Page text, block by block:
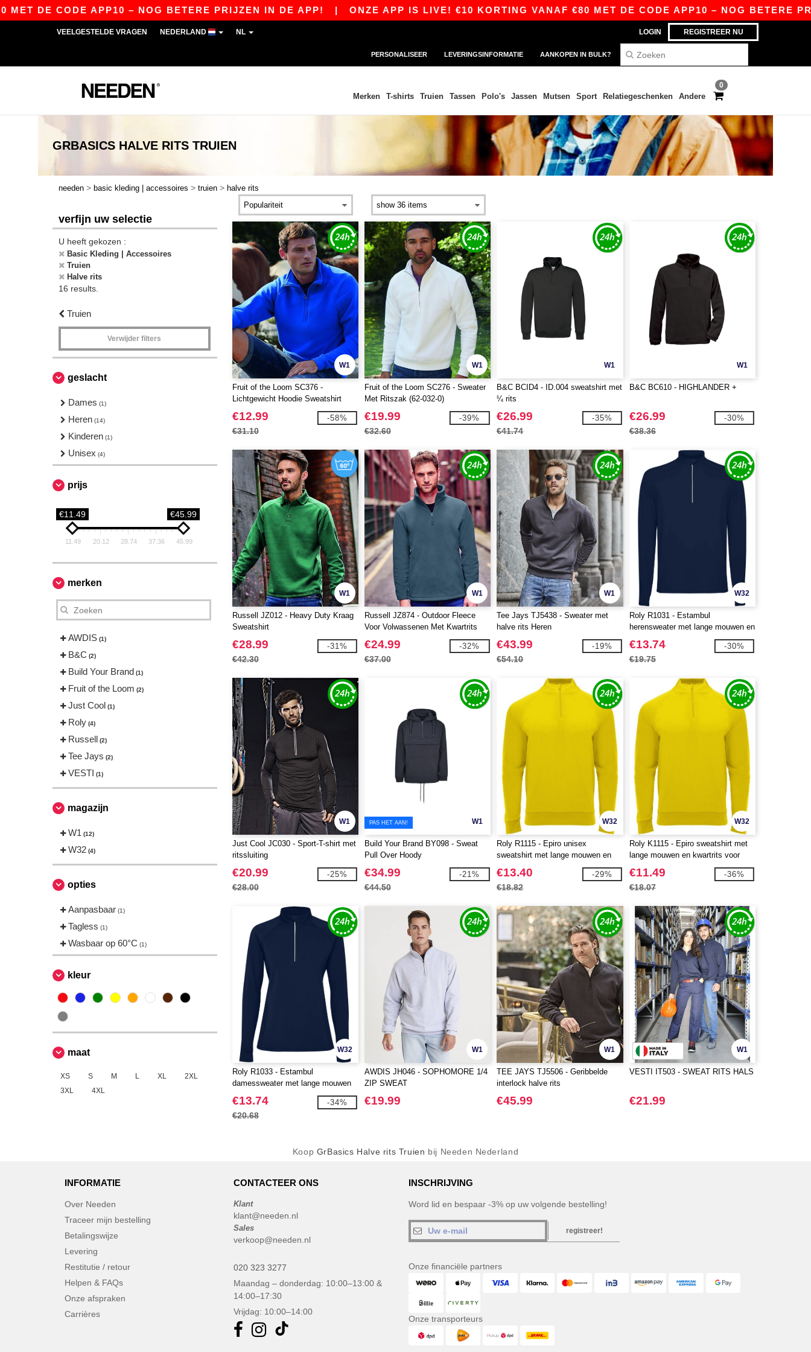
CODE APP10 – NOG BETERE PRIJZEN IN DE APP!|ONZE APP IS LIVE! €10 KORTING VANAF €80 MET DE CODE APP10 – NOG BETERE
LOGIN REGISTREER NU
VEELGESTELDE VRAGEN NEDERLAND NL
PERSONALISEER LEVERINGSINFORMATIE AANKOPEN IN BULK?
0
Merken T-shirts Truien Tassen Polo's Jassen Mutsen Sport Relatiegeschenken Andere
GRBASICS HALVE RITS TRUIEN
needen > basic kleding | accessoires > truien > halve rits
verfijn uw selectie
U heeft gekozen :
Basic Kleding | Accessoires
Truien
Halve rits
16 results.
Truien
Verwijder filters
geslacht
Dames (1)
Heren (14)
Kinderen (1)
Unisex (4)
prijs
€11.49 €45.99
11.49 20.12 28.74 37.36 45.99
merken
AWDIS (1)
B&C (2)
Build Your Brand (1)
Fruit of the Loom (2)
Just Cool (1)
Roly (4)
Russell (2)
Tee Jays (2)
VESTI (1)
magazijn
W1 (12)
W32 (4)
opties
Aanpasbaar (1)
Tagless (1)
Wasbaar op 60°C (1)
kleur
maat
XS S M L XL
2XL
3XL
4XL
W1
Fruit of the Loom SC376 -
Lichtgewicht Hoodie Sweatshirt
€12.99
€31.10
-58%
W1
Fruit of the Loom SC276 - Sweater
Met Ritszak (62-032-0)
€19.99
€32.60
-39%
W1
B&C BCID4 - ID.004 sweatshirt met
¼ rits
€26.99
€41.74
-35%
W1
B&C BC610 - HIGHLANDER +
€26.99
€38.36
-30%
W1
Russell JZ012 - Heavy Duty Kraag
Sweatshirt
€28.99
€42.30
-31%
W1
Russell JZ874 - Outdoor Fleece
Voor Volwassenen Met Kwartrits
€24.99
€37.00
-32%
W1
Tee Jays TJ5438 - Sweater met
halve rits Heren
€43.99
€54.10
-19%
W32
Roly R1031 - Estambul
herensweater met lange mouwen en
halve rits
€13.74
€19.75
-30%
W1
Just Cool JC030 - Sport-T-shirt met
ritssluiting
€20.99
€28.00
-25%
W1
PAS HET AAN!
Build Your Brand BY098 - Sweat
Pull Over Hoody
€34.99
€44.50
-21%
W32
Roly R1115 - Epiro unisex
sweatshirt met lange mouwen en
kwartrits
€13.40
€18.82
-29%
W32
Roly K1115 - Epiro sweatshirt met
lange mouwen en kwartrits voor
kinderen
€11.49
€18.07
-36%
W32
Roly R1033 - Estambul
damessweater met lange mouwen
en halve rits
€13.74
€20.68
-34%
W1
AWDIS JH046 - SOPHOMORE 1/4
ZIP SWEAT
€19.99
W1
TEE JAYS TJ5506 - Geribbelde
interlock halve rits
€45.99
W1
VESTI IT503 - SWEAT RITS HALS
€21.99
Koop GrBasics Halve rits Truien bij Needen Nederland
INFORMATIE
Over Needen
Traceer mijn bestelling
Betalingswijze
Levering
Restitutie / retour
Helpen & FAQs
Onze afspraken
Carrières
CONTACTEER ONS
Klant
klant@needen.nl
Sales
verkoop@needen.nl
020 323 3277
Maandag – donderdag: 10:00–13:00 &
14:00–17:30
Vrijdag: 10:00–14:00
INSCHRIJVING
Word lid en bespaar -3% op uw volgende bestelling!
registreer!
Onze financiële partners
Onze transporteurs